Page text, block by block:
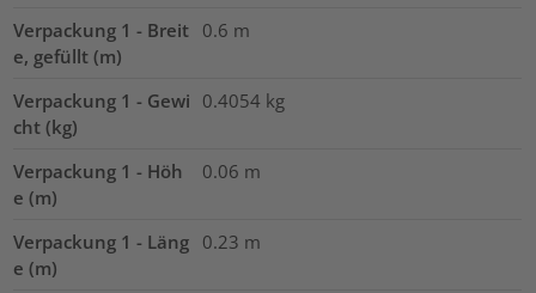
Verpackung 1 - Breit
e, gefüllt (m)
0.6 m
Verpackung 1 - Gewi
cht (kg)
0.4054 kg
Verpackung 1 - Höh
e (m)
0.06 m
Verpackung 1 - Läng
e (m)
0.23 m